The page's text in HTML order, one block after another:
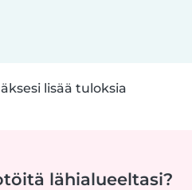
lisää tuloksia
lähialueeltasi?